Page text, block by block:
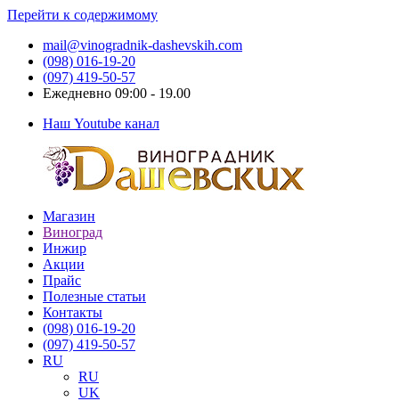
Перейти к содержимому
mail@vinogradnik-dashevskih.com
(098) 016-19-20
(097) 419-50-57
Ежедневно 09:00 - 19.00
Наш Youtube канал
Виноградник
Дашевских
Саженцы
черенки
винограда
Магазин
Виноград
Инжир
Акции
Прайс
Полезные статьи
Контакты
(098) 016-19-20
(097) 419-50-57
RU
RU
UK